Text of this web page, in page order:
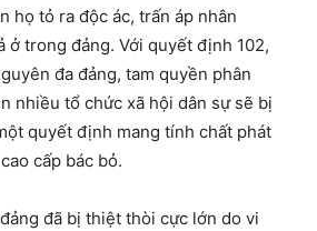
họ tỏ ra độc ác, trấn áp nhân
ở trong đảng. Với quyết định 102,
đa đảng, tam quyền phân
nhiều tổ chức xã hội dân sự sẽ bị
quyết định mang tính chất phát
cấp bác bỏ.
đã bị thiệt thòi cực lớn do vi